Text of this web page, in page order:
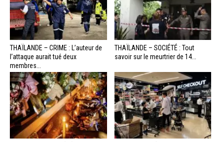
THAÏLANDE – CRIME : L’auteur de
l’attaque aurait tué deux
membres...
THAÏLANDE – SOCIÉTÉ : Tout
savoir sur le meurtrier de 14...